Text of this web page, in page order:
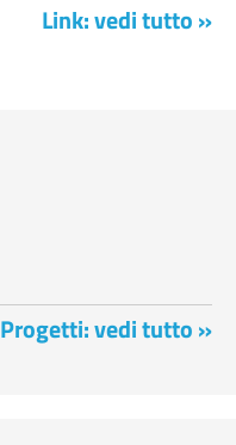
Link: vedi tutto »
Progetti: vedi tutto »